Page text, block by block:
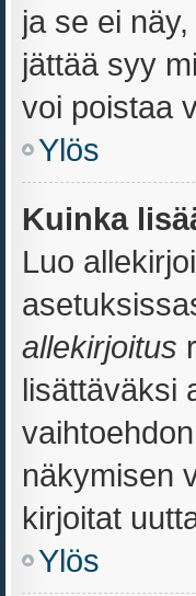
ja se ei
jättää syy
voi poistaa
Ylös
Kuinka
Luo
allekirjoitus
lisättäväksi
näkymisen
kirjoitat
Ylös